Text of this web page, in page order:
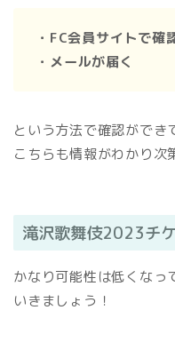
・FC会員サイトで確
・メールが届く
という方法で確認ができ
こちらも情報がわかり次
滝沢歌舞伎2023チ
かなり可能性は低くなっ
いきましょう！